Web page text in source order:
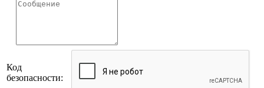
Код
безопасности: